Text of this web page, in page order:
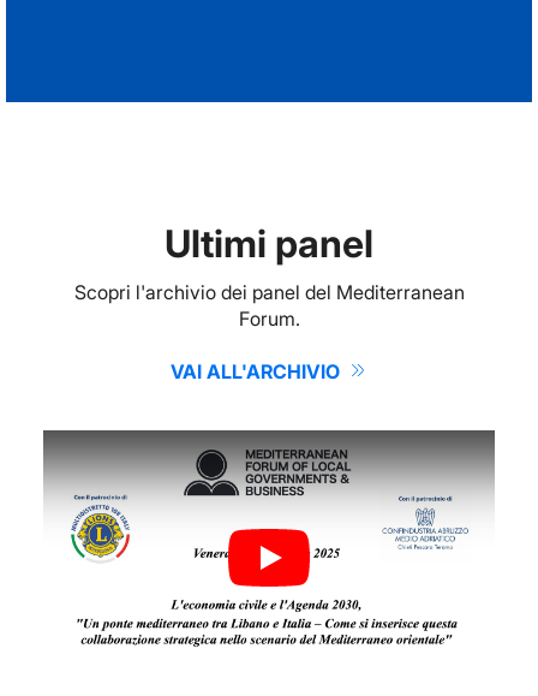
Ultimi panel
Scopri l'archivio dei panel del Mediterranean
Forum.
VAI ALL'ARCHIVIO
Play